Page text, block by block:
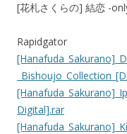
[花札さくらの] 結恋 -
Rapidgator
Digital].rar